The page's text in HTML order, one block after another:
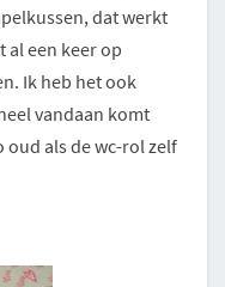
dat werkt
al een keer op
Ik heb het ook
vandaan komt
oud als de wc-rol zelf